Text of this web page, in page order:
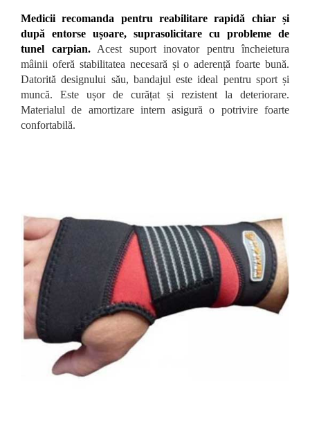
Medicii recomanda pentru reabilitare rapidă chiar și
după entorse ușoare, suprasolicitare cu probleme de
tunel carpian.Acest suport inovator pentru încheietura
mâinii oferă stabilitatea necesară și o aderență foarte bună.
Datorită designului său, bandajul este ideal pentru sport și
muncă. Este ușor de curățat și rezistent la deteriorare.
Materialul de amortizare intern asigură o potrivire foarte
confortabilă.